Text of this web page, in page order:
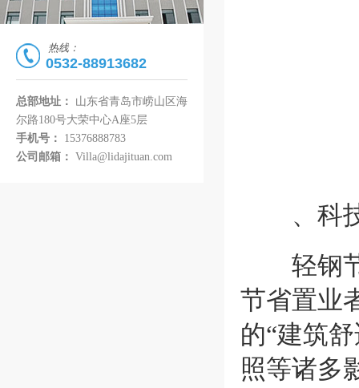
热线：
0532-88913682
总部地址：
山东省青岛市崂山区海
尔路180号大荣中心A座5层
手机号：
15376888783
公司邮箱： Villa@lidajituan.com
、科技
轻钢节
节省置业
的“建筑
照等诸多